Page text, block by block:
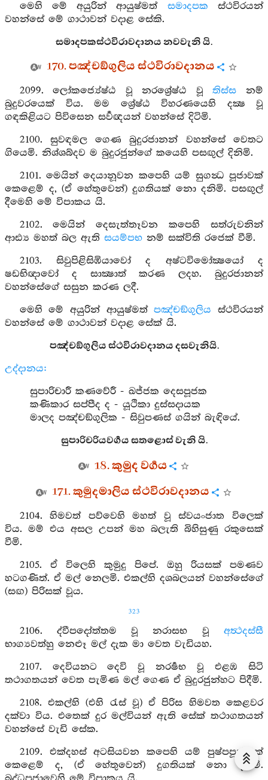
මෙහි මේ අයුරින් ආයුෂ්මත් සමාදපක ස්ථවිරයන්
වහන්සේ මේ ගාථාවන් වදාළ සේකි.
සමාදපකස්ථවිරාවදානය නවවැනි යි.
170. පඤ්චඞ්ගුලිය ස්ථවිරාවදානය
2099. ලෝකජ්‍යේෂ්ඨ වූ නරශ්‍රේෂ්ඨ වූතිස්ස නම්
බුදුවරයෙක් විය. මම ශ්‍රේෂ්ඨ විහරණයෙහි දක්‍ෂ වූ
ගඳකිළියට පිවිසෙන සර්‍වඥයන් වහන්සේ දිටිමි.
2100. සුවඳමල ගෙණ බුදුරජානන් වහන්සේ වෙතට
ගියෙමි. නිශ්ශබ්දව ම බුදුරජුන්ගේ කයෙහි පසඟුල් දිනිමි.
2101. මෙයින් දෙයානූවන කපෙහි යම් සුගන්‍ධ පූජාවක්
කෙළෙම් ද, (ඒ හේතුවෙන්) දුගතියක් නො දනිමි. පසඟුල්
දීමෙහි මේ විපාකය යි.
2102. මෙයින් දෙසැත්තෑවන කපෙහි සත්රුවනින්
ආඪ්‍ය මහත් බල ඇති සයම්පභ නම් සක්විති රජෙක් වීමි.
2103. සිවුපිළිසිඹියාවෝ ද අෂ්ටවිමෝක්‍ෂයෝ ද
ෂඩභිඥාවෝ ද සාක්‍ෂාත් කරණ ලදහ. බුදුරජානන්
වහන්සේගේ සසුන කරණ ලදී.
මෙහි මේ අයුරින් ආයුෂ්මත්පඤ්චඞ්ගුලිය ස්ථවිරයන්
වහන්සේ මේ ගාථාවන් වදාළ සේක් යි.
පඤ්චඞ්ගුලිය ස්ථවිරාවදානය දසවැනියි.
උද්දානය:
සුපාරිචාරී කණවේරී - ඛජ්ජක දෙසපූජක
කණිකාර සප්පීද ද - යූථිකා දුස්සදායක
මාලද පඤ්චඞ්ගුලික - සිවුපණස් ගයින් බැඳියේ.
සුපාරිචරියවර්‍ගය සතළොස් වැනි යි.
18. කුමුද වර්‍ගය
171. කුමුදමාලිය ස්ථවිරාවදානය
2104. හිමවත් පව්වෙහි මහත් වූ ස්වයංජාත විලෙක්
විය. මම් එය අසල උපන් මහ බලැති බිහිසුණු රකුසෙක්
වීමි.
2105. ඒ විලෙහි කුමුදු පිපේ. ඔහු රියසක් පමණව
හටගණිත්. ඒ මල් නෙලමි. එකල්හි දශබලයන් වහන්සේගේ
(සඟ) පිරිසක් වූය.
323
2106. ද්වීපදෝත්තම වූ නරාසභ වූ අත්‍ථදස්සී
භාග්‍යවත්හු නෙළූ මල් දැක මා වෙත වැඩියහ.
2107. දෙවියනට දෙවි වූ නරර්‍ෂභ වූ එළඹ සිටි
තථාගතයන් වෙත පැමිණ මල් ගෙණ ඒ බුදුරජුන්හට පිදීමි.
2108. එකල්හි (එහි රැස් වූ) ඒ පිරිස හිමවත කෙළවර
දක්වා විය. එතෙක් දුර මල්වියන් ඇති සේක් තථාගතයන්
වහන්සේ වැඩි සේක.
2109. එක්දහස් අටසියවන කපෙහි යම් පුෂ්පපූජාවක්
කෙළෙම් ද, (ඒ හේතුවෙන්) දුගතියක් නො දනිමි.